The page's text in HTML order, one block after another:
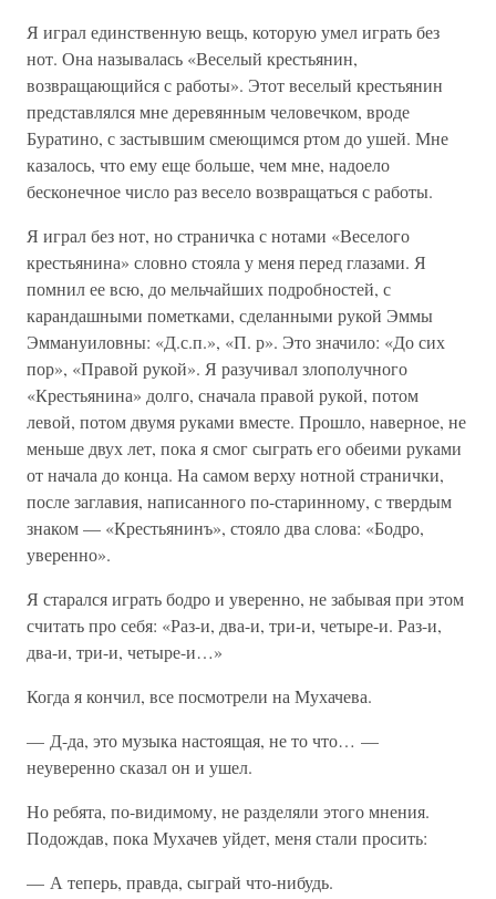
Я играл единственную вещь, которую умел играть без
нот. Она называлась «Веселый крестьянин,
возвращающийся с работы». Этот веселый крестьянин
представлялся мне деревянным человечком, вроде
Буратино, с застывшим смеющимся ртом до ушей. Мне
казалось, что ему еще больше, чем мне, надоело
бесконечное число раз весело возвращаться с работы.
Я играл без нот, но страничка с нотами «Веселого
крестьянина» словно стояла у меня перед глазами. Я
помнил ее всю, до мельчайших подробностей, с
карандашными пометками, сделанными рукой Эммы
Эммануиловны: «Д.с.п.», «П. р». Это значило: «До сих
пор», «Правой рукой». Я разучивал злополучного
«Крестьянина» долго, сначала правой рукой, потом
левой, потом двумя руками вместе. Прошло, наверное, не
меньше двух лет, пока я смог сыграть его обеими руками
от начала до конца. На самом верху нотной странички,
после заглавия, написанного по-старинному, с твердым
знаком — «Крестьянинъ», стояло два слова: «Бодро,
уверенно».
Я старался играть бодро и уверенно, не забывая при этом
считать про себя: «Раз-и, два-и, три-и, четыре-и. Раз-и,
два-и, три-и, четыре-и…»
Когда я кончил, все посмотрели на Мухачева.
— Д-да, это музыка настоящая, не то что… —
неуверенно сказал он и ушел.
Но ребята, по-видимому, не разделяли этого мнения.
Подождав, пока Мухачев уйдет, меня стали просить:
— А теперь, правда, сыграй что-нибудь.